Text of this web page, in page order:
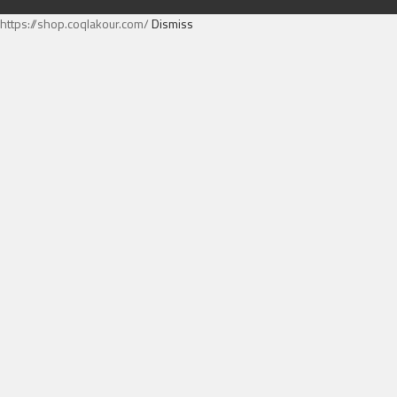
https://shop.coqlakour.com/Dismiss